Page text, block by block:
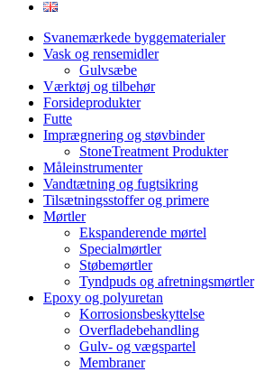
Svanemærkede byggematerialer
Vask og rensemidler
Gulvsæbe
Værktøj og tilbehør
Forsideprodukter
Futte
Imprægnering og støvbinder
StoneTreatment Produkter
Måleinstrumenter
Vandtætning og fugtsikring
Tilsætningsstoffer og primere
Mørtler
Ekspanderende mørtel
Specialmørtler
Støbemørtler
Tyndpuds og afretningsmørtler
Epoxy og polyuretan
Korrosionsbeskyttelse
Overfladebehandling
Gulv- og vægspartel
Membraner